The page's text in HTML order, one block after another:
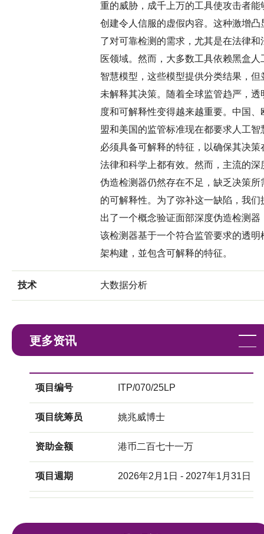
重的威胁，成千上万的工具使攻击者能
创建令人信服的虚假内容。这种激增凸
了对可靠检测的需求，尤其是在法律和
医领域。然而，大多数工具依赖黑盒人
智慧模型，这些模型提供分类结果，但
未解释其决策。随着全球监管趋严，透
度和可解释性变得越来越重要。中国、
盟和美国的监管标准现在都要求人工智
必须具备可解释的特征，以确保其决策
法律和科学上都有效。然而，主流的深
伪造检测器仍然存在不足，缺乏决策所
的可解释性。为了弥补这一缺陷，我们
出了一个概念验证面部深度伪造检测器
该检测器基于一个符合监管要求的透明
架构建，並包含可解释的特征。
技术 大数据分析
更多资讯
项目编号 ITP/070/25LP
项目统筹员 姚兆威博士
资助金额 港币二百七十一万
项目週期 2026年2月1日 - 2027年1月31日